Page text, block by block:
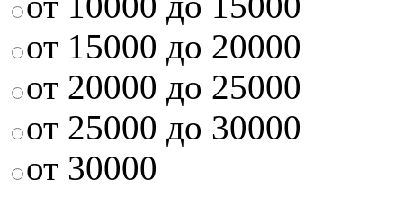
от 15000 до 20000
от 20000 до 25000
от 25000 до 30000
от 30000